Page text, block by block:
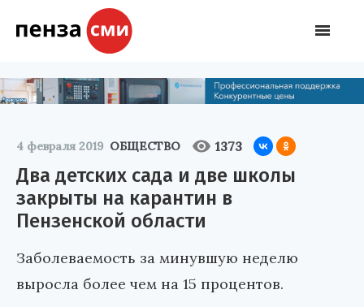
4 февраля 2019 ОБЩЕСТВО 1373
Два детских сада и две школы
закрыты на карантин в
Пензенской области
Заболеваемость за минувшую неделю
выросла более чем на 15 процентов.